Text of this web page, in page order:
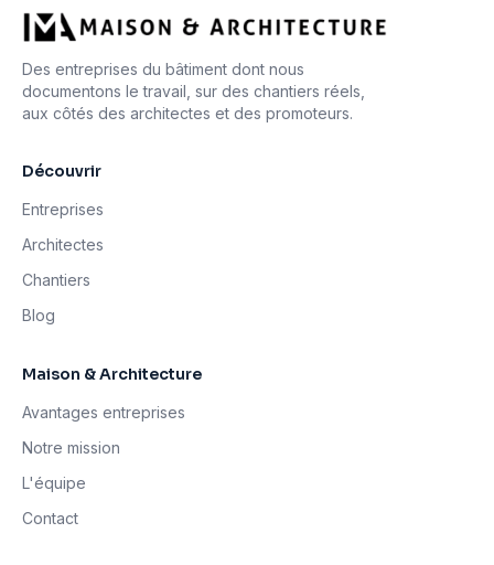
Des entreprises du bâtiment dont nous
documentons le travail, sur des chantiers réels,
aux côtés des architectes et des promoteurs.
Découvrir
Entreprises
Architectes
Chantiers
Blog
Maison & Architecture
Avantages entreprises
Notre mission
L'équipe
Contact